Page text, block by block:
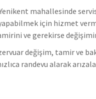
mahallesinde
için hizmet
ve gerekirse
değişim, tamir ve
randevu alarak